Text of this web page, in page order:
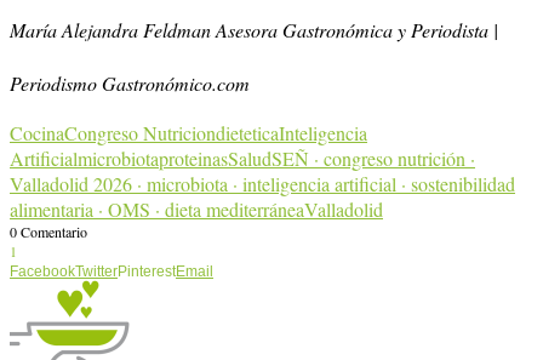
María Alejandra FeldmanAsesora Gastronómica y Periodista |
Periodismo Gastronómico.com
CocinaCongreso NutriciondieteticaInteligencia
ArtificialmicrobiotaproteinasSaludSEÑ · congreso nutrición ·
Valladolid 2026 · microbiota · inteligencia artificial · sostenibilidad
alimentaria · OMS · dieta mediterráneaValladolid
0 Comentario
1
FacebookTwitterPinterestEmail